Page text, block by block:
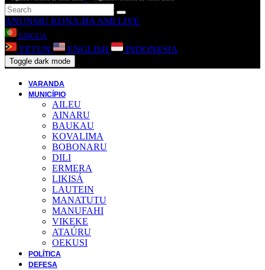
ANUNSIU KONA-BA AMI LIVE
LINGUA
TETUN ENGLISH INDONESIA
Toggle dark mode
VARANDA
MUNICÍPIO
AILEU
AINARU
BAUKAU
KOVALIMA
BOBONARU
DILI
ERMERA
LIKISÁ
LAUTEIN
MANATUTU
MANUFAHI
VIKEKE
ATAÚRU
OEKUSI
POLÍTICA
DEFESA